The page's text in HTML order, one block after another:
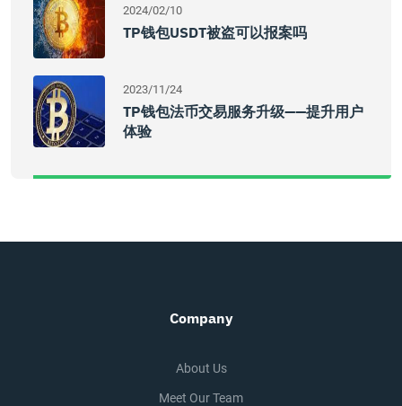
2024/02/10
TP钱包USDT被盗可以报案吗
2023/11/24
TP钱包法币交易服务升级——提升用户
体验
Company
About Us
Meet Our Team